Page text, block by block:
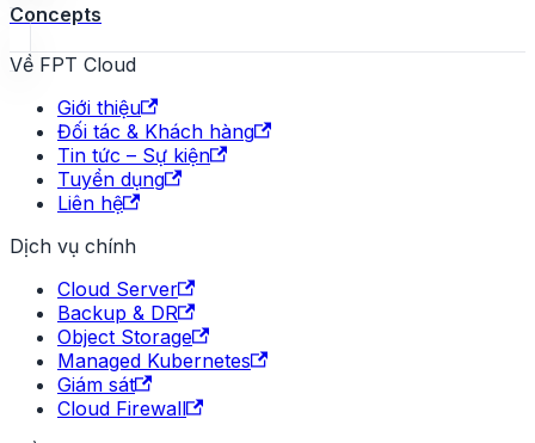
Concepts
Về FPT Cloud
Giới thiệu
Đối tác & Khách hàng
Tin tức – Sự kiện
Tuyển dụng
Liên hệ
Dịch vụ chính
Cloud Server
Backup & DR
Object Storage
Managed Kubernetes
Giám sát
Cloud Firewall